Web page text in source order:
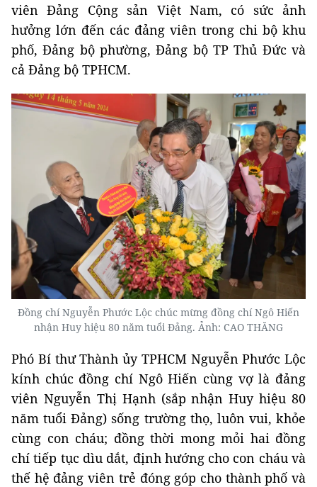
viên Đảng Cộng sản Việt Nam, có sức ảnh
hưởng lớn đến các đảng viên trong chi bộ khu
phố, Đảng bộ phường, Đảng bộ TP Thủ Đức và
cả Đảng bộ TPHCM.
Đồng chí Nguyễn Phước Lộc chúc mừng đồng chí Ngô Hiến
nhận Huy hiệu 80 năm tuổi Đảng. Ảnh: CAO THĂNG
Phó Bí thư Thành ủy TPHCM Nguyễn Phước Lộc
kính chúc đồng chí Ngô Hiến cùng vợ là đảng
viên Nguyễn Thị Hạnh (sắp nhận Huy hiệu 80
năm tuổi Đảng) sống trường thọ, luôn vui, khỏe
cùng con cháu; đồng thời mong mỏi hai đồng
chí tiếp tục dìu dắt, định hướng cho con cháu và
thế hệ đảng viên trẻ đóng góp cho thành phố và